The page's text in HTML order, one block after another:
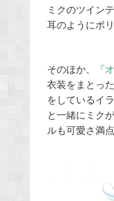
ミクのツイン
耳のようにボ
そのほか、 『
衣装をまとっ
をしているイ
と一緒にミクが
ルも可愛さ満点